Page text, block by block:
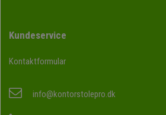
Kundeservice
Kontaktformular
info@kontorstolepro.dk